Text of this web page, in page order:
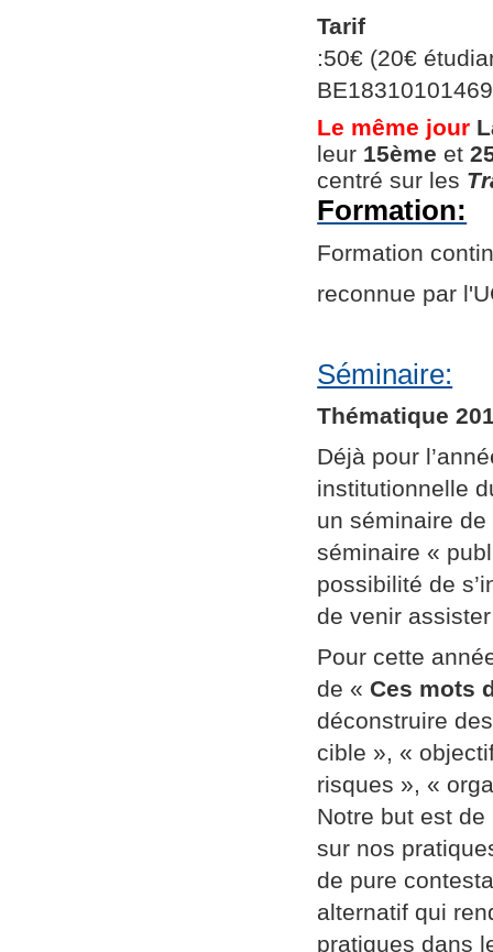
Tarif
:50€ (20€
Le même jour
leur 15ème et
centré sur les
Formation:
Formation
reconnue par
Séminaire:
Thématique
Déjà pour
institutionnelle
un séminaire
séminaire «
possibilité de
de venir
Pour cette
de « Ces mots
déconstruire
cible », «
risques », «
Notre but est de
sur nos
de pure
alternatif qui
pratiques dans